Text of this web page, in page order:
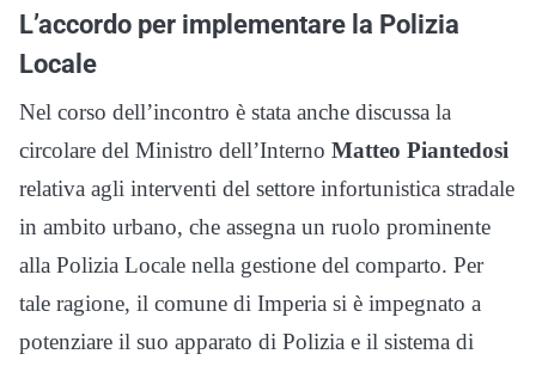
L’accordo per implementare la Polizia
Locale
Nel corso dell’incontro è stata anche discussa la
circolare del Ministro dell’Interno Matteo Piantedosi
relativa agli interventi del settore infortunistica stradale
in ambito urbano, che assegna un ruolo prominente
alla Polizia Locale nella gestione del comparto. Per
tale ragione, il comune di Imperia si è impegnato a
potenziare il suo apparato di Polizia e il sistema di